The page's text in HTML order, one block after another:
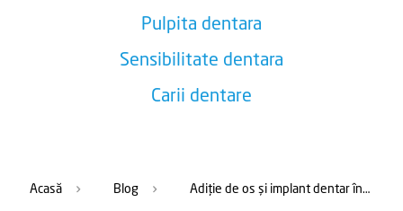
Pulpita dentara
Sensibilitate dentara
Carii dentare
Acasă Blog Adiție de os și implant dentar în aceeași zi? Află în ce situații poți reduce durata tratamentului combinând cele două intervenții